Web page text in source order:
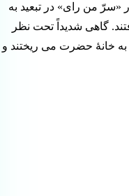
من رای» در تبعید به
گاهی شدیداً تحت نظر
خانۀ حضرت می ریختند و